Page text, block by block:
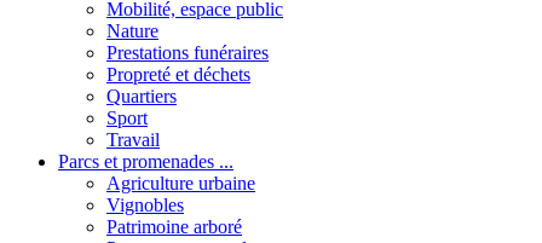
Mobilité, espace public
Nature
Prestations funéraires
Propreté et déchets
Quartiers
Sport
Travail
Parcs et promenades ...
Agriculture urbaine
Vignobles
Patrimoine arboré